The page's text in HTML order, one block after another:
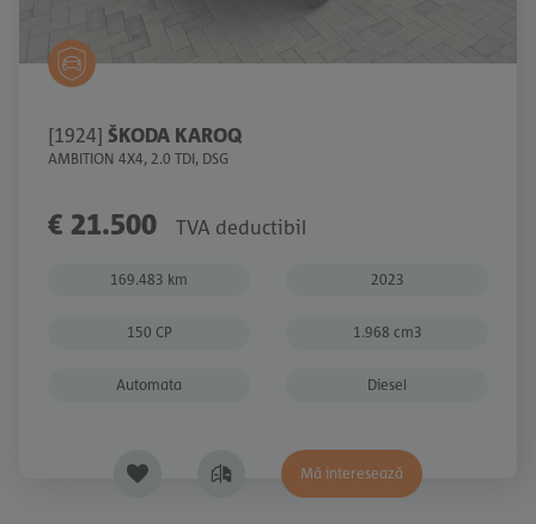
[1924] ŠKODA KAROQ
AMBITION 4X4, 2.0 TDI, DSG
€ 21.500 TVA deductibil
169.483 km 2023
150 CP 1.968 cm3
Automata Diesel
Mă interesează